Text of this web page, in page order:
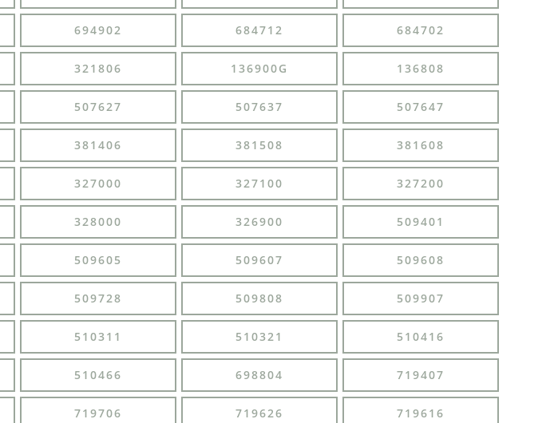
694902 684712 684702
321806 136900G 136808
507627 507637 507647
381406 381508 381608
327000 327100 327200
328000 326900 509401
509605 509607 509608
509728 509808 509907
510311 510321 510416
510466 698804 719407
719706 719626 719616